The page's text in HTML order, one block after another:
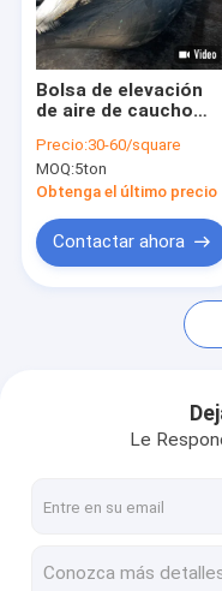
Espectáculo VR
Sobre nosotros
Control de calidad
Contacta con
Casos de trabajo
Flotador de tubería
Bolsa de elevación
de aire de caucho
y barcos
Precio:30-60/square
MOQ:5ton
Obtenga el último precio
Contactar ahora
Le